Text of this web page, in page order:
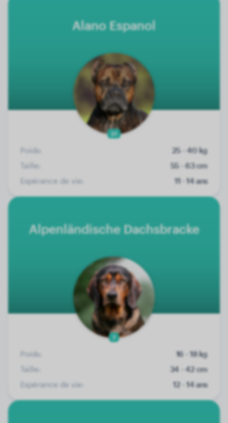
Alano Espanol
21
Poids:
25 - 40 kg
Taille:
55 - 63 cm
Espérance de vie:
11 - 14 ans
Alpenländische Dachsbracke
Poids:
16 - 18 kg
Taille:
34 - 42 cm
Espérance de vie:
12 - 14 ans